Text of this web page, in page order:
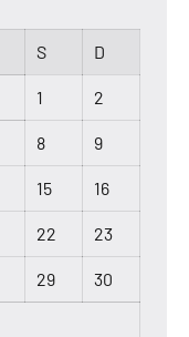
S D
1 2
8 9
15 16
22 23
29 30